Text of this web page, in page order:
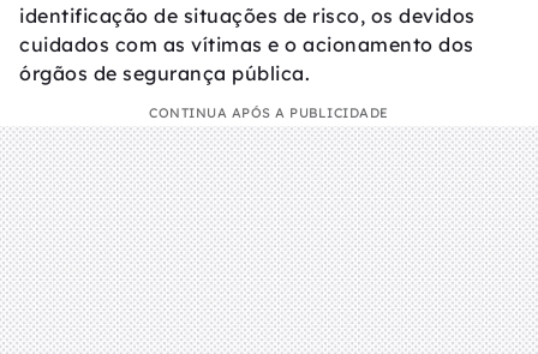
identificação de situações de risco, os devidos
cuidados com as vítimas e o acionamento dos
órgãos de segurança pública.
CONTINUA APÓS A PUBLICIDADE